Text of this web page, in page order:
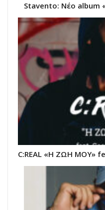
Stavento: Νέο album
C:REAL «Η ΖΩΗ ΜΟΥ»